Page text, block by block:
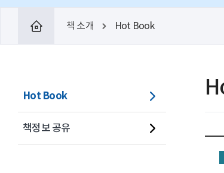
책 소개 Hot Book
Hot Book
책정보 공유